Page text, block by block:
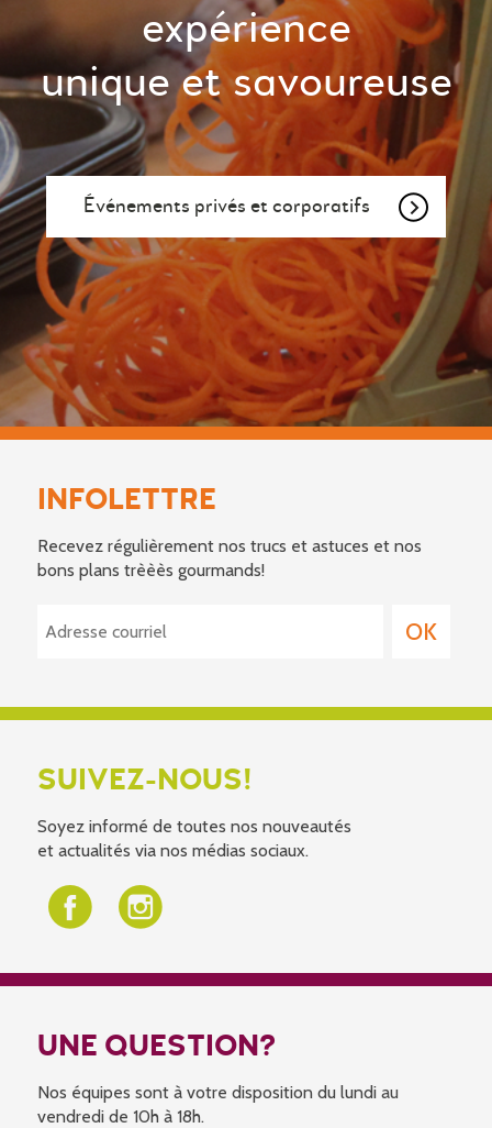
expérience
unique et savoureuse
Événements privés et corporatifs
INFOLETTRE
Recevez régulièrement nos trucs et astuces et nos
bons plans trèèès gourmands!
SUIVEZ-NOUS!
Soyez informé de toutes nos nouveautés
et actualités via nos médias sociaux.
UNE QUESTION?
Nos équipes sont à votre disposition du lundi au
vendredi de 10h à 18h.